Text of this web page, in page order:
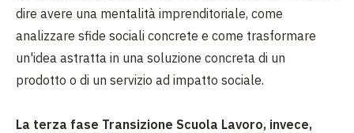
dire avere una mentalità imprenditoriale, come
analizzare sfide sociali concrete e come trasformare
un'idea astratta in una soluzione concreta di un
prodotto o di un servizio ad impatto sociale.
La terza fase Transizione Scuola Lavoro, invece,